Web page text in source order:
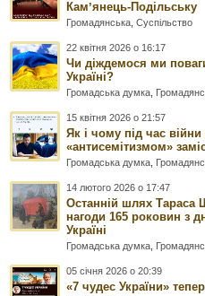
Камʼянець-Подільську
Громадянська ,Суспільство
22 квітня 2026 о 16:17
Чи діждемося ми
Україні?
Громадська думка
15 квітня 2026 о 21:57
Як і чому під час
«антисемітизмом»
Громадська думка
14 лютого 2026 о 17:47
Останній шлях Тараса
нагоди 165 роковин з
Україні
Громадська думка
05 січня 2026 о 20:39
«7 чудес України»